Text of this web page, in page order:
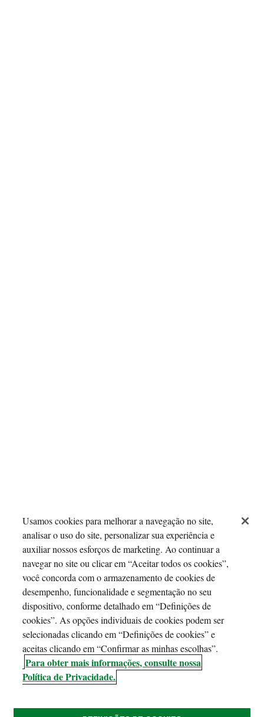
Usamos cookies para melhorar a navegação no site,
analisar o uso do site, personalizar sua experiência e
auxiliar nossos esforços de marketing. Ao continuar a
navegar no site ou clicar em “Aceitar todos os cookies”,
você concorda com o armazenamento de cookies de
desempenho, funcionalidade e segmentação no seu
dispositivo, conforme detalhado em “Definições de
cookies”. As opções individuais de cookies podem ser
selecionadas clicando em “Definições de cookies” e
aceitas clicando em “Confirmar as minhas escolhas”.
Para obter mais informações, consulte nossa
Política de Privacidade.